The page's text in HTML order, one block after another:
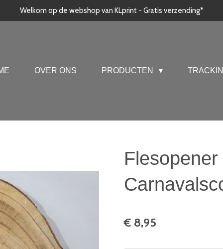
Welkom op de webshop van KLprint - Gratis verzending*
OVER ONS PRODUCTEN
Flesopener
€ 8,95